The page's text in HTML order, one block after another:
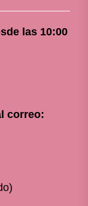
las 10:00
correo: